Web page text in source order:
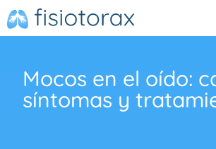
Mocos en el oído:
síntomas y